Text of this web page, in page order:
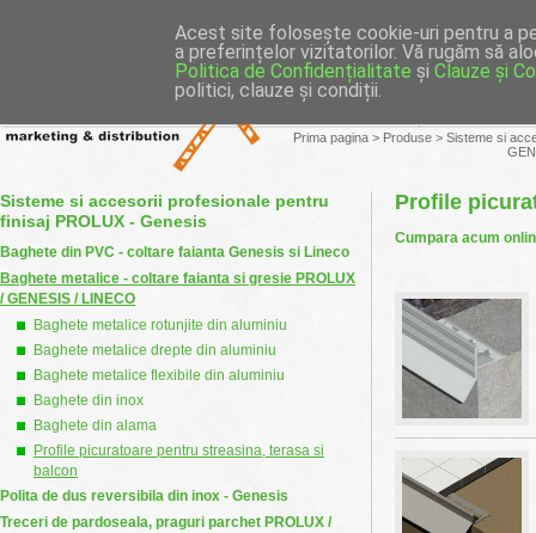
Acest site folosește cookie-uri pentru a
a preferințelor vizitatorilor. Vă rugăm să
Politica de Confidențialitate și Clauze și
politici, clauze și condiții.
MAGAZIN ONLINE Prima pagina
Companie
Prima pagina> Produse> Sisteme si
Sisteme si accesorii profesionale pentru
finisaj PROLUX - Genesis
Baghete din PVC - coltare faianta Genesis si Lineco
Baghete metalice - coltare faianta si gresie PROLUX
/ GENESIS / LINECO
Baghete metalice rotunjite din aluminiu
Baghete metalice drepte din aluminiu
Baghete metalice flexibile din aluminiu
Baghete din inox
Baghete din alama
Profile picuratoare pentru streasina, terasa si
balcon
Polita de dus reversibila din inox - Genesis
Treceri de pardoseala, praguri parchet PROLUX /
Profile
Cumpara acum